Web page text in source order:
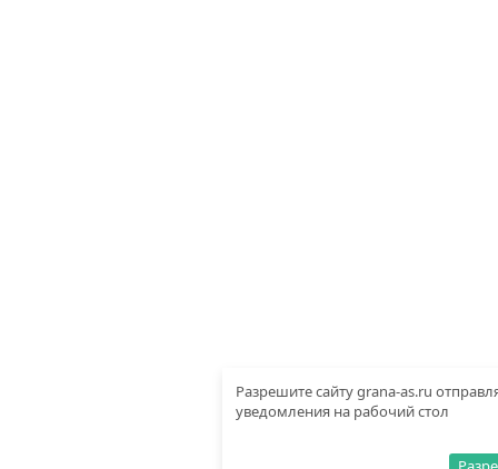
Разрешите сайту grana-as.ru
уведомления на рабочий стол